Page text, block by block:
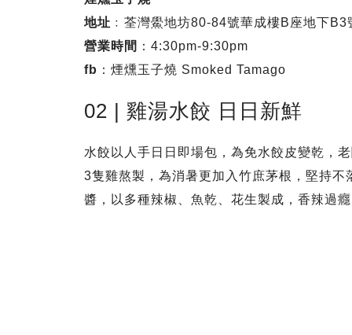
地址 ﹕荃灣鱟地坊80-84號華成樓B座地下B3
營業時間 ：4:30pm-9:30pm
fb ：煙燻玉子燒 Smoked Tamago
02 | 雞湯水餃 日日新鮮
水餃以人手日日即場包，為免水餃皮變乾，
3隻雞熬製，為消暑更加入竹庶茅根，堅持
醬，以多種辣椒、魚乾、花生製成，香辣過